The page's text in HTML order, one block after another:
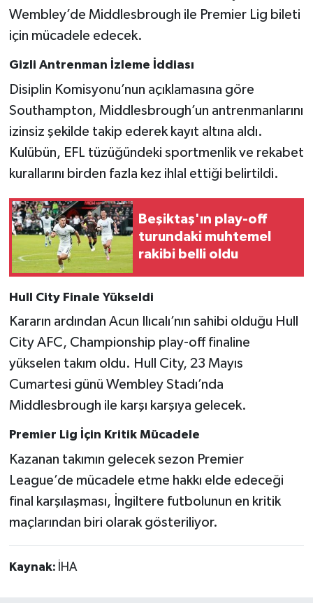
Wembley’de Middlesbrough ile Premier Lig bileti
için mücadele edecek.
Gizli Antrenman İzleme İddiası
Disiplin Komisyonu’nun açıklamasına göre
Southampton, Middlesbrough’un antrenmanlarını
izinsiz şekilde takip ederek kayıt altına aldı.
Kulübün, EFL tüzüğündeki sportmenlik ve rekabet
kurallarını birden fazla kez ihlal ettiği belirtildi.
Beşiktaş'ın play-off
turundaki muhtemel
rakibi belli oldu
Hull City Finale Yükseldi
Kararın ardından Acun Ilıcalı’nın sahibi olduğu Hull
City AFC, Championship play-off finaline
yükselen takım oldu. Hull City, 23 Mayıs
Cumartesi günü Wembley Stadı’nda
Middlesbrough ile karşı karşıya gelecek.
Premier Lig İçin Kritik Mücadele
Kazanan takımın gelecek sezon Premier
League’de mücadele etme hakkı elde edeceği
final karşılaşması, İngiltere futbolunun en kritik
maçlarından biri olarak gösteriliyor.
Kaynak: İHA